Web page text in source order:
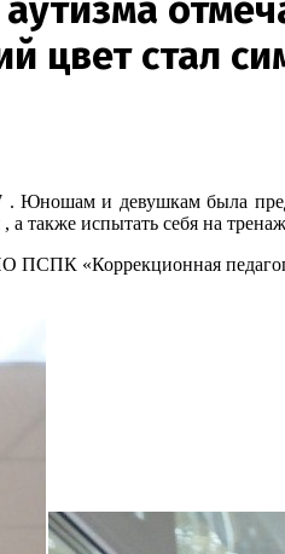
цвет стал
Юношам и девушкам была
также испытать себя на
ПСПК «Коррекционная